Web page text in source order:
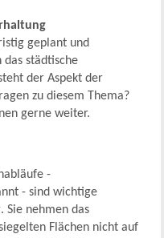
geplant und
städtische
der Aspekt der
zu diesem Thema?
gerne weiter.
-
- sind wichtige
Sie nehmen das
Flächen nicht auf